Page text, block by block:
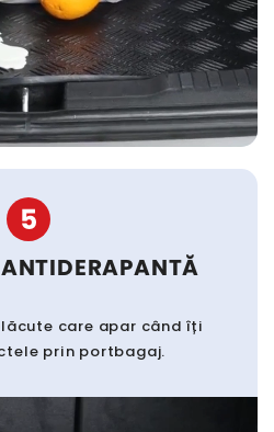
5
care apar când îți
prin portbagaj.